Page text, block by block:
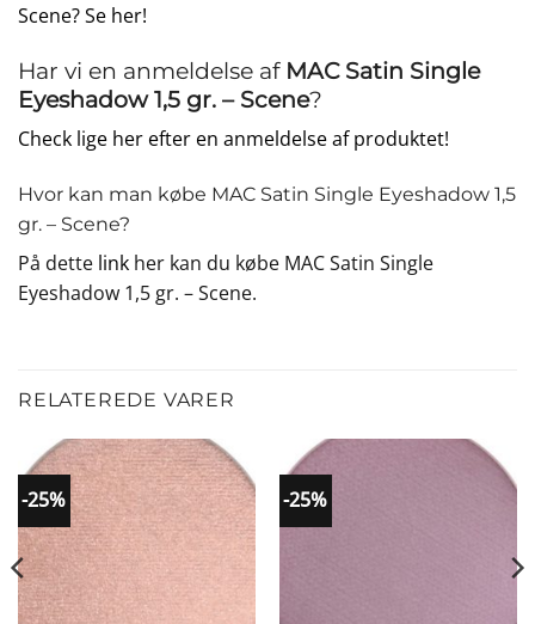
Scene? Se her!
Har vi en anmeldelse af MAC Satin Single
Eyeshadow 1,5 gr. – Scene?
Check lige her efter en anmeldelse af produktet!
Hvor kan man købe MAC Satin Single Eyeshadow 1,5
gr. – Scene?
På dette link her kan du købe MAC Satin Single
Eyeshadow 1,5 gr. – Scene.
RELATEREDE VARER
-25% -25%